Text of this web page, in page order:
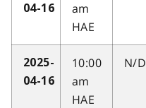
04-16
am
HAE
2025-
04-16
10:00
am
HAE
N/D